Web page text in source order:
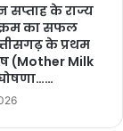
सप्ताह के राज्य
का सफल
के प्रथम
(Mother Milk